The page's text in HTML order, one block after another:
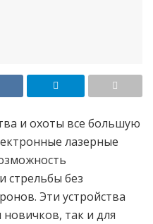
и охоты все большую
лазерные
стрельбы без
Эти устройства
так и для